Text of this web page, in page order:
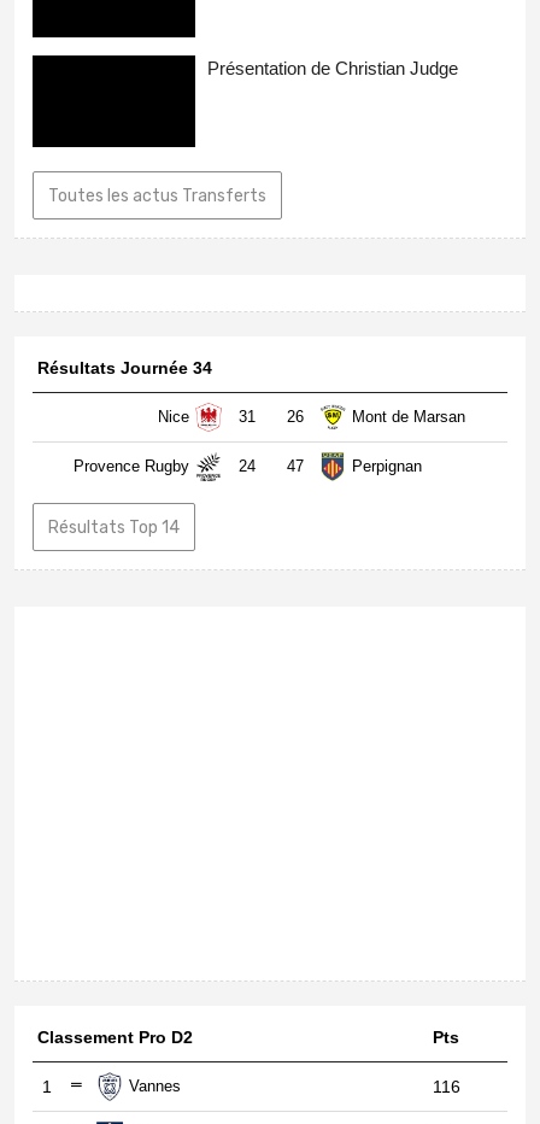
Présentation de Christian Judge
Toutes les actus Transferts
Résultats Journée 34
Nice 31 26 Mont de Marsan
Provence Rugby 24 47 Perpignan
Résultats Top 14
Classement Pro D2 Pts
1 Vannes 116